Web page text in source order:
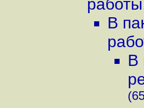
работы
В
В